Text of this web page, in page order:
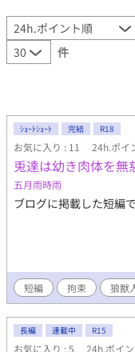
件
ｼｮｰﾄｼｮｰﾄ 完結 R18
お気に入り : 11 24h.ポイ
兎達は幼き肉体を無
五月雨時雨
ブログに掲載した短編で
短編 拘束 狼獣
長編 連載中 R15
お気に入り : 5 24h.ポイ